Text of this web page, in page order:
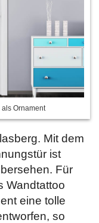
Ornament
Mit dem
ist
Für
Wandtattoo
eine tolle
so